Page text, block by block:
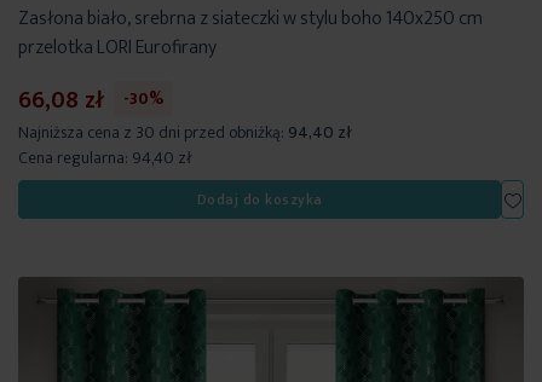
Zasłona biało, srebrna z siateczki w stylu boho 140x250 cm
przelotka LORI Eurofirany
66,08 zł
-30%
Najniższa cena z 30 dni przed obniżką: 94,40 zł
Cena regularna: 94,40 zł
Dodaj do koszyka